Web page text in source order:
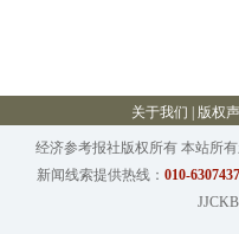
关于我们 版权
经济参考报社版权所有 本站所
新闻线索提供热线： 010-